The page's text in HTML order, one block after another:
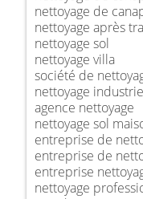
nettoyage de
nettoyage après
nettoyage sol
nettoyage villa
société de
nettoyage
agence nettoyage
nettoyage sol
entreprise de
entreprise de
entreprise
nettoyage